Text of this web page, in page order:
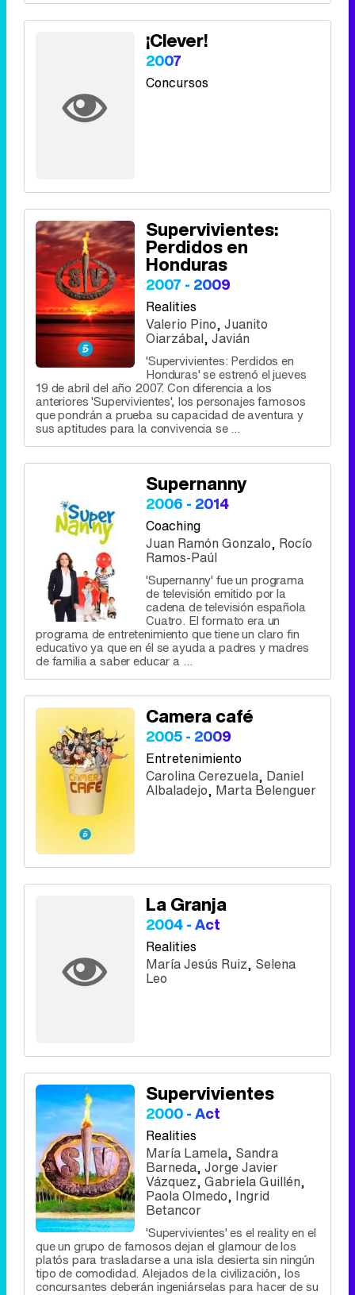
¡Clever!
2007
Concursos
Supervivientes:
Perdidos en
Honduras
2007 - 2009
Realities
Valerio Pino, Juanito
Oiarzábal, Javián
'Supervivientes: Perdidos en
Honduras' se estrenó el jueves
19 de abril del año 2007. Con diferencia a los
anteriores 'Supervivientes', los personajes famosos
que pondrán a prueba su capacidad de aventura y
sus aptitudes para la convivencia se ...
Supernanny
2006 - 2014
Coaching
Juan Ramón Gonzalo, Rocío
Ramos-Paúl
'Supernanny' fue un programa
de televisión emitido por la
cadena de televisión española
Cuatro. El formato era un
programa de entretenimiento que tiene un claro fin
educativo ya que en él se ayuda a padres y madres
de familia a saber educar a ...
Camera café
2005 - 2009
Entretenimiento
Carolina Cerezuela, Daniel
Albaladejo, Marta Belenguer
La Granja
2004 - Act
Realities
María Jesús Ruiz, Selena
Leo
Supervivientes
2000 - Act
Realities
María Lamela, Sandra
Barneda, Jorge Javier
Vázquez, Gabriela Guillén,
Paola Olmedo, Ingrid
Betancor
'Supervivientes' es el reality en el
que un grupo de famosos dejan el glamour de los
platós para trasladarse a una isla desierta sin ningún
tipo de comodidad. Alejados de la civilización, los
concursantes deberán ingeniárselas para hacer de su